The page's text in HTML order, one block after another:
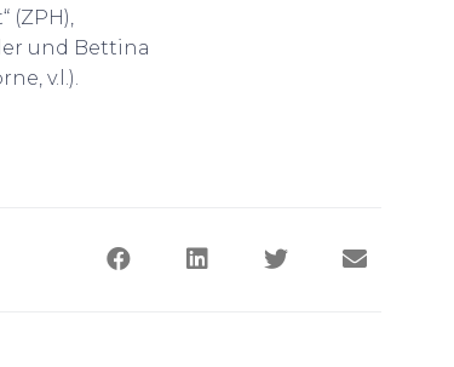
(ZPH),
und Bettina
v.l.).